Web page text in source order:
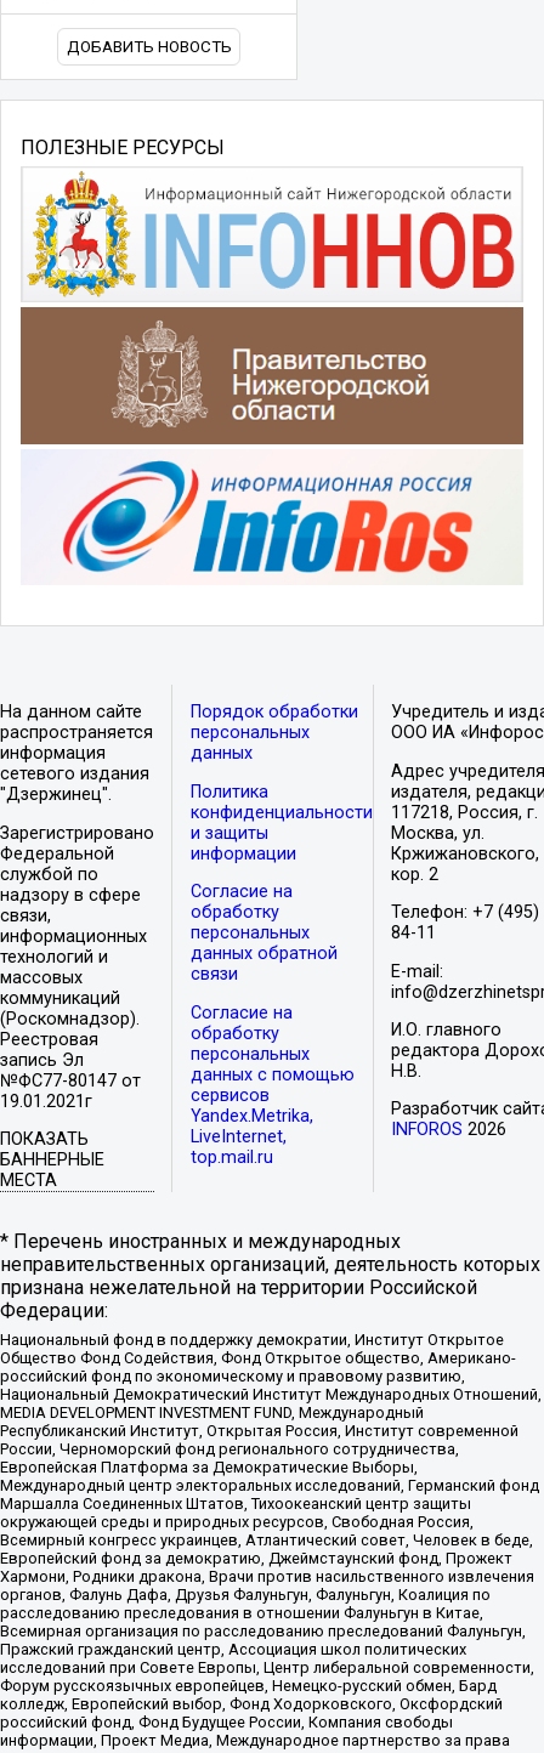
ДОБАВИТЬ НОВОСТЬ
ПОЛЕЗНЫЕ РЕСУРСЫ
На данном сайте
распространяется
информация
сетевого издания
"Дзержинец".
Зарегистрировано
Федеральной
службой по
надзору в сфере
связи,
информационных
технологий и
массовых
коммуникаций
(Роскомнадзор).
Реестровая
запись Эл
№ФС77-80147 от
19.01.2021г
ПОКАЗАТЬ
БАННЕРНЫЕ
МЕСТА
Порядок обработки
персональных
данных
Политика
конфиденциальности
и защиты
информации
Согласие на
обработку
персональных
данных обратной
связи
Согласие на
обработку
персональных
данных с помощью
сервисов
Yandex.Metrika,
LiveInternet,
top.mail.ru
Учредитель и
ООО ИА
Адрес
издателя,
117218, Россия, г.
Москва, ул.
Кржижановского,
кор. 2
Телефон: +7 (495)
84-11
E-mail:
И.О. главного
редактора
Н.В.
Разработчик
INFOROS 2026
* Перечень иностранных и международных
неправительственных организаций, деятельность которых
признана нежелательной на территории Российской
Федерации:
Национальный фонд в поддержку демократии, Институт Открытое
Общество Фонд Содействия, Фонд Открытое общество, Американо-
российский фонд по экономическому и правовому развитию,
Национальный Демократический Институт Международных Отношений,
MEDIA DEVELOPMENT INVESTMENT FUND, Международный
Республиканский Институт, Открытая Россия, Институт современной
России, Черноморский фонд регионального сотрудничества,
Европейская Платформа за Демократические Выборы,
Международный центр электоральных исследований, Германский фонд
Маршалла Соединенных Штатов, Тихоокеанский центр защиты
окружающей среды и природных ресурсов, Свободная Россия,
Всемирный конгресс украинцев, Атлантический совет, Человек в беде,
Европейский фонд за демократию, Джеймстаунский фонд, Прожект
Хармони, Родники дракона, Врачи против насильственного извлечения
органов, Фалунь Дафа, Друзья Фалуньгун, Фалуньгун, Коалиция по
расследованию преследования в отношении Фалуньгун в Китае,
Всемирная организация по расследованию преследований Фалуньгун,
Пражский гражданский центр, Ассоциация школ политических
исследований при Совете Европы, Центр либеральной современности,
Форум русскоязычных европейцев, Немецко-русский обмен, Бард
колледж, Европейский выбор, Фонд Ходорковского, Оксфордский
российский фонд, Фонд Будущее России, Компания свободы
информации, Проект Медиа, Международное партнерство за права